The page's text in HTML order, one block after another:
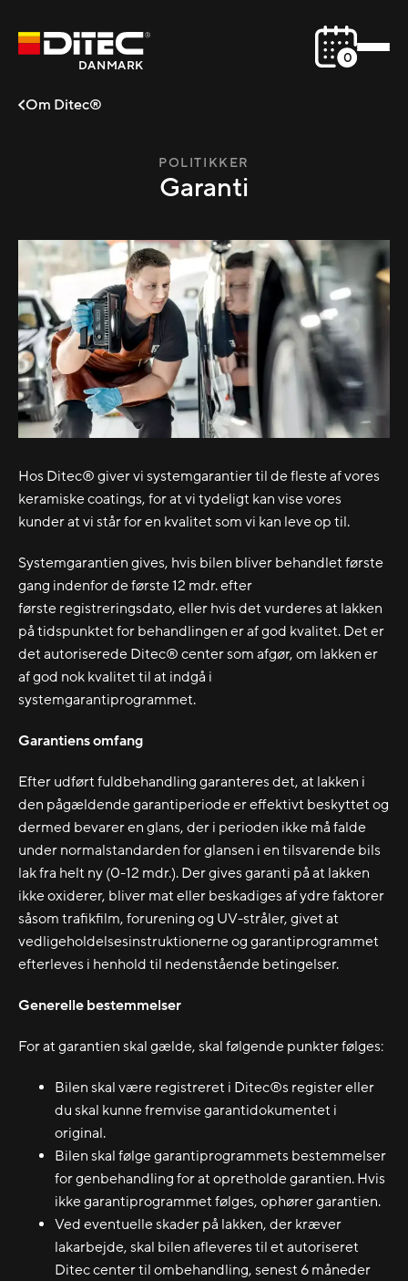
DANMARK 0
Om Ditec®
POLITIKKER
Garanti
Hos Ditec® giver vi systemgarantier til de fleste af vores
keramiske coatings, for at vi tydeligt kan vise vores
kunder at vi står for en kvalitet som vi kan leve op til.
Systemgarantien gives, hvis bilen bliver behandlet første
gang indenfor de første 12 mdr. efter
første registreringsdato, eller hvis det vurderes at lakken
på tidspunktet for behandlingen er af god kvalitet. Det er
det autoriserede Ditec® center som afgør, om lakken er
af god nok kvalitet til at indgå i
systemgarantiprogrammet.
Garantiens omfang
Efter udført fuldbehandling garanteres det, at lakken i
den pågældende garantiperiode er effektivt beskyttet og
dermed bevarer en glans, der i perioden ikke må falde
under normalstandarden for glansen i en tilsvarende bils
lak fra helt ny (0-12 mdr.). Der gives garanti på at lakken
ikke oxiderer, bliver mat eller beskadiges af ydre faktorer
såsom trafikfilm, forurening og UV-stråler, givet at
vedligeholdelsesinstruktionerne og garantiprogrammet
efterleves i henhold til nedenstående betingelser.
Generelle bestemmelser
For at garantien skal gælde, skal følgende punkter følges:
Bilen skal være registreret i Ditec®s register eller
du skal kunne fremvise garantidokumentet i
original.
Bilen skal følge garantiprogrammets bestemmelser
for genbehandling for at opretholde garantien. Hvis
ikke garantiprogrammet følges, ophører garantien.
Ved eventuelle skader på lakken, der kræver
lakarbejde, skal bilen afleveres til et autoriseret
Ditec center til ombehandling, senest 6 måneder